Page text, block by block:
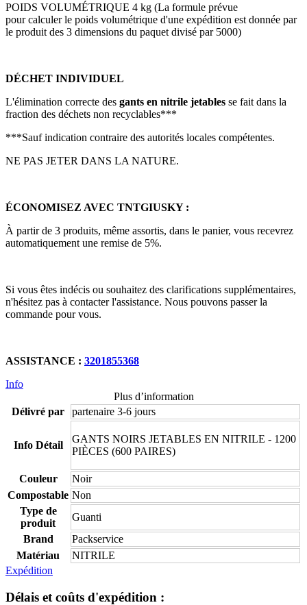
POIDS VOLUMÉTRIQUE 4 kg (La formule prévue
pour calculer le poids volumétrique d'une expédition est donnée par
le produit des 3 dimensions du paquet divisé par 5000)
DÉCHET INDIVIDUEL
L'élimination correcte des gants en nitrile jetables se fait dans la
fraction des déchets non recyclables***
***Sauf indication contraire des autorités locales compétentes.
NE PAS JETER DANS LA NATURE.
ÉCONOMISEZ AVEC TNTGIUSKY :
À partir de 3 produits, même assortis, dans le panier, vous recevrez
automatiquement une remise de 5%.
Si vous êtes indécis ou souhaitez des clarifications supplémentaires,
n'hésitez pas à contacter l'assistance. Nous pouvons passer la
commande pour vous.
ASSISTANCE : 3201855368
Info
Plus d’information
Délivré par
partenaire 3-6 jours
Info Détail
GANTS NOIRS JETABLES EN NITRILE - 1200
PIÈCES (600 PAIRES)
Couleur
Noir
Compostable Non
Type de
produit
Guanti
Brand
Packservice
Matériau
NITRILE
Expédition
Délais et coûts d'expédition :